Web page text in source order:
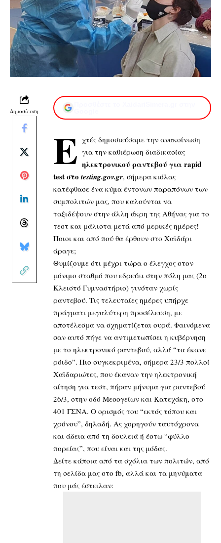
Δημοσίευση
Ε χτές δημοσιεύσαμε την ανακοίνωση
για την καθιέρωση διαδικασίας
ηλεκτρονικού ραντεβού για rapid
test στο testing.gov.gr, σήμερα κιόλας
κατέφθασε ένα κύμα έντονων παραπόνων των
συμπολιτών μας, που καλούνται να
ταξιδέψουν στην άλλη άκρη της Αθήνας για το
τεστ και μάλιστα μετά από μερικές ημέρες!
Ποιοι και από πού θα έρθουν στο Χαϊδάρι
άραγε;
Θυμίζουμε ότι μέχρι τώρα ο έλεγχος στον
μόνιμο σταθμό που εδρεύει στην πόλη μας (2ο
Κλειστό Γυμναστήριο) γινόταν χωρίς
ραντεβού. Τις τελευταίες ημέρες υπήρχε
πράγματι μεγαλύτερη προσέλευση, με
αποτέλεσμα να σχηματίζεται ουρά. Φαινόμενα
σαν αυτό πήγε να αντιμετωπίσει η κυβέρνηση
με το ηλεκτρονικό ραντεβού, αλλά “τα έκανε
ρόιδο”. Πιο συγκεκριμένα, σήμερα 23/3 πολλοί
Χαϊδαριώτες, που έκαναν την ηλεκτρονική
αίτηση για τεστ, πήραν μήνυμα για ραντεβού
26/3, στην οδό Μεσογείων και Κατεχάκη, στο
401 ΓΣΝΑ. Ο ορισμός του “εκτός τόπου και
χρόνου”, δηλαδή. Ας χορηγούν ταυτόχρονα
και άδεια από τη δουλειά ή έστω “φύλλο
πορείας”, που είναι και της μόδας.
Δείτε κάποια από τα σχόλια των πολιτών, από
τη σελίδα μας στο fb, αλλά και τα μηνύματα
που μάς έστειλαν: